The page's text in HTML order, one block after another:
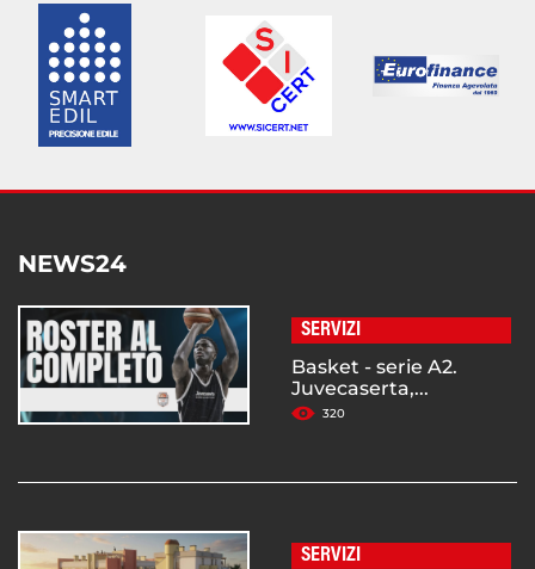
NEWS24
SERVIZI
Basket - serie A2.
Juvecaserta,...
320
SERVIZI